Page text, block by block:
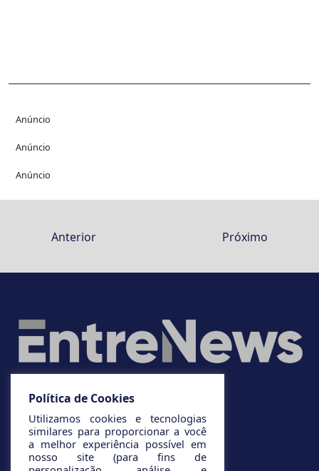
Anúncio
Anúncio
Anúncio
Anterior Próximo
Política de Cookies
Utilizamos cookies e tecnologias
similares para proporcionar a você
a melhor experiência possível em
nosso site (para fins de